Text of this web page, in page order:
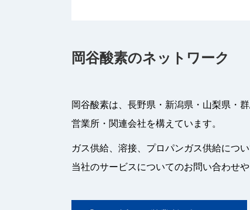
岡谷酸素のネットワーク
岡谷酸素は、長野県・新潟県・山梨県・
営業所・関連会社を構えています。
ガス供給、溶接、プロパンガス供給につ
当社のサービスについてのお問い合わせ